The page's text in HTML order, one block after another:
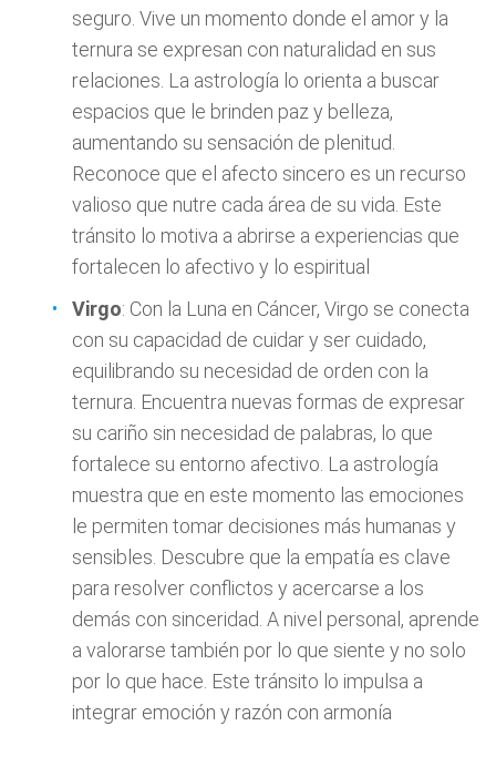
seguro. Vive un momento donde el amor y la
ternura se expresan con naturalidad en sus
relaciones. La astrología lo orienta a buscar
espacios que le brinden paz y belleza,
aumentando su sensación de plenitud.
Reconoce que el afecto sincero es un recurso
valioso que nutre cada área de su vida. Este
tránsito lo motiva a abrirse a experiencias que
fortalecen lo afectivo y lo espiritual
Virgo: Con la Luna en Cáncer, Virgo se conecta
con su capacidad de cuidar y ser cuidado,
equilibrando su necesidad de orden con la
ternura. Encuentra nuevas formas de expresar
su cariño sin necesidad de palabras, lo que
fortalece su entorno afectivo. La astrología
muestra que en este momento las emociones
le permiten tomar decisiones más humanas y
sensibles. Descubre que la empatía es clave
para resolver conflictos y acercarse a los
demás con sinceridad. A nivel personal, aprende
a valorarse también por lo que siente y no solo
por lo que hace. Este tránsito lo impulsa a
integrar emoción y razón con armonía